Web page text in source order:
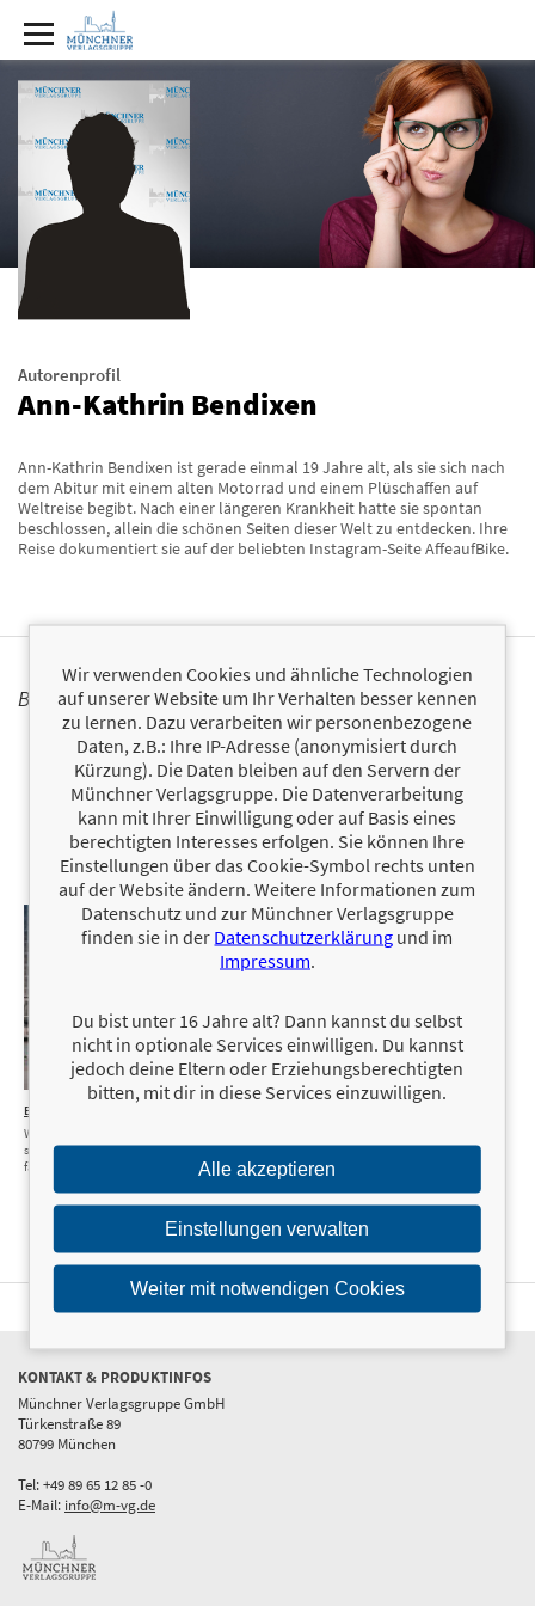
Autorenprofil
Ann-Kathrin Bendixen
Ann-Kathrin Bendixen ist gerade einmal 19 Jahre alt, als sie sich nach
dem Abitur mit einem alten Motorrad und einem Plüschaffen auf
Weltreise begibt. Nach einer längeren Krankheit hatte sie spontan
beschlossen, allein die schönen Seiten dieser Welt zu entdecken. Ihre
Reise dokumentiert sie auf der beliebten Instagram-Seite AffeaufBike.
BÜCHER
Bikergirl
Wie ich die Freiheit
suchte und das Leben
fand
KONTAKT & PRODUKTINFOS
Münchner Verlagsgruppe GmbH
Türkenstraße 89
80799 München
Tel: +49 89 65 12 85 -0
E-Mail: info@m-vg.de
Wir verwenden Cookies und ähnliche Technologien
auf unserer Website um Ihr Verhalten besser kennen
zu lernen. Dazu verarbeiten wir personenbezogene
Daten, z.B.: Ihre IP-Adresse (anonymisiert durch
Kürzung). Die Daten bleiben auf den Servern der
Münchner Verlagsgruppe. Die Datenverarbeitung
kann mit Ihrer Einwilligung oder auf Basis eines
berechtigten Interesses erfolgen. Sie können Ihre
Einstellungen über das Cookie-Symbol rechts unten
auf der Website ändern. Weitere Informationen zum
Datenschutz und zur Münchner Verlagsgruppe
finden sie in der Datenschutzerklärung und im
Impressum.
Du bist unter 16 Jahre alt? Dann kannst du selbst
nicht in optionale Services einwilligen. Du kannst
jedoch deine Eltern oder Erziehungsberechtigten
bitten, mit dir in diese Services einzuwilligen.
Alle akzeptieren
Einstellungen verwalten
Weiter mit notwendigen Cookies